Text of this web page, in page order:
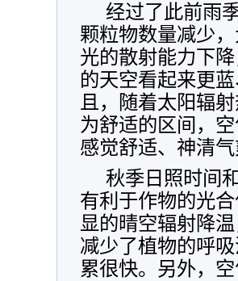
经过了此前雨
颗粒物数量减少
光的散射能力下
的天空看起来更
且，随着太阳辐
为舒适的区间，
感觉舒适、神清气
秋季日照时间
有利于作物的光
显的晴空辐射降
减少了植物的呼
累很快。另外，